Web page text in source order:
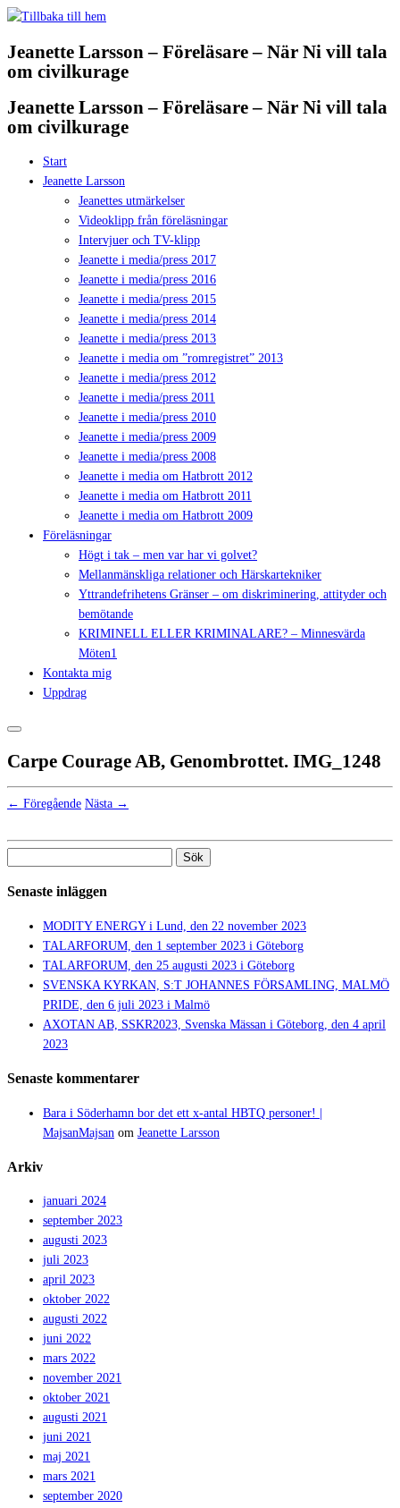
Hoppa
innehåll
Jeanette Larsson – Föreläsare – När Ni vill tala
om civilkurage
Jeanette Larsson – Föreläsare – När Ni vill tala
om civilkurage
Start
Jeanette Larsson
Jeanettes utmärkelser
Videoklipp från föreläsningar
Intervjuer och TV-klipp
Jeanette i media/press 2017
Jeanette i media/press 2016
Jeanette i media/press 2015
Jeanette i media/press 2014
Jeanette i media/press 2013
Jeanette i media om ”romregistret” 2013
Jeanette i media/press 2012
Jeanette i media/press 2011
Jeanette i media/press 2010
Jeanette i media/press 2009
Jeanette i media/press 2008
Jeanette i media om Hatbrott 2012
Jeanette i media om Hatbrott 2011
Jeanette i media om Hatbrott 2009
Föreläsningar
Högt i tak – men var har vi golvet?
Mellanmänskliga relationer och Härskartekniker
Yttrandefrihetens Gränser – om diskriminering, attityder och
bemötande
KRIMINELL ELLER KRIMINALARE? – Minnesvärda
Möten1
Kontakta mig
Uppdrag
Carpe Courage AB, Genombrottet. IMG_1248
← Föregående Nästa →
Senaste inläggen
MODITY ENERGY i Lund, den 22 november 2023
TALARFORUM, den 1 september 2023 i Göteborg
TALARFORUM, den 25 augusti 2023 i Göteborg
SVENSKA KYRKAN, S:T JOHANNES FÖRSAMLING, MALMÖ
PRIDE, den 6 juli 2023 i Malmö
AXOTAN AB, SSKR2023, Svenska Mässan i Göteborg, den 4 april
2023
Senaste kommentarer
Bara i Söderhamn bor det ett x-antal HBTQ personer! |
MajsanMajsan om Jeanette Larsson
Arkiv
januari 2024
september 2023
augusti 2023
juli 2023
april 2023
oktober 2022
augusti 2022
juni 2022
mars 2022
november 2021
oktober 2021
augusti 2021
juni 2021
maj 2021
mars 2021
september 2020